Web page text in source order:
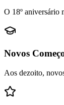
O 18º aniversário
Novos
Aos dezoito,